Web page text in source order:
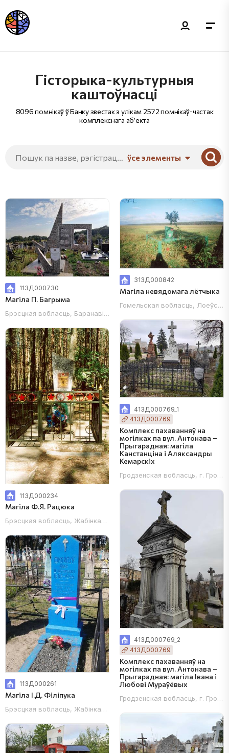
Гісторыка-культурныя
каштоўнасці
8096 помнікаў ў Банку звестак з улікам 2572 помнікаў-частак
комплекснага аб’екта
ўсе элементы
113Д000730
Магіла П. Багрыма
Брэсцкая вобласць, Баранавіцкі раён, аграгарадок Крошын,
113Д000234
Магіла Ф.Я. Рацюка
Брэсцкая вобласць, Жабінкаўскі раён, в. Арэпічы, 1 км на захад
113Д000261
Магіла І.Д. Філіпука
Брэсцкая вобласць, Жабінкаўскі раён, г. Жабінка, могілкі былой в.
313Д000842
Магіла невядомага лётчыка
Гомельская вобласць, Лоеўскі
413Д000769_1
413Д000769
Комплекс пахаванняў на
могілках па вул. Антонава –
Прыгарадная: магіла
Канстанціна і Аляксандры
Кемарскіх
Гродзенская вобласць, г. Гродна
413Д000769_2
413Д000769
Комплекс пахаванняў на
могілках па вул. Антонава –
Прыгарадная: магіла Івана і
Любові Мураўёвых
Гродзенская вобласць, г. Гродна